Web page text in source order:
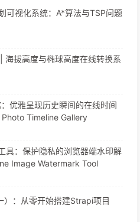
可视化系统：A*算法与TSP问题
海拔高度与椭球高度在线转换系
优雅呈现历史瞬间的在线时间
Timeline Gallery
具：保护隐私的浏览器端水印解
Image Watermark Tool
）：从零开始搭建Strapi项目